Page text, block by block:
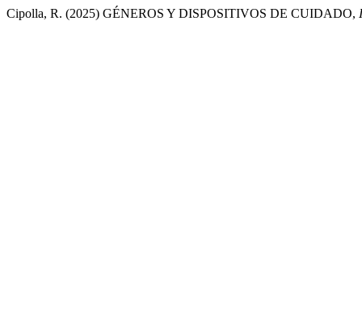
Cipolla, R. (2025) GÉNEROS Y DISPOSITIVOS DE CUIDADO,